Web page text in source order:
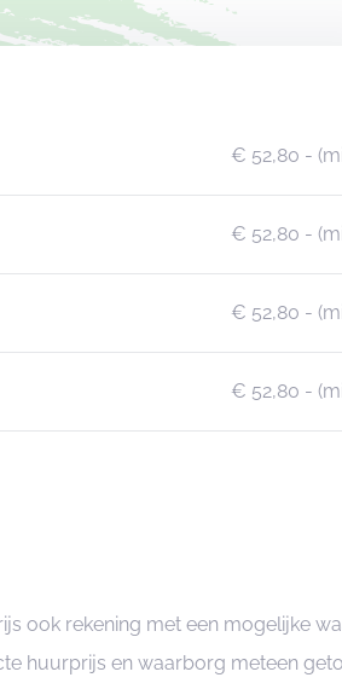
€ 52,80 -
€ 52,80 -
€ 52,80 -
€ 52,80 -
ook rekening met een mogelijke
huurprijs en waarborg meteen